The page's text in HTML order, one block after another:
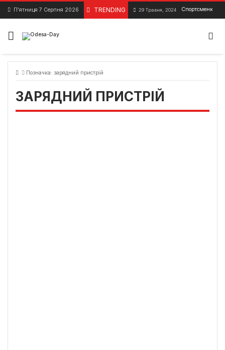
Skip
content
П’ятниця 7 Серпня 2026 TRENDING 29 Травня, 2024 Спортсменка з
Позначка: зарядний пристрій
ЗАРЯДНИЙ ПРИСТРІЙ